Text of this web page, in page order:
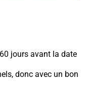
jours avant la date
donc avec un bon